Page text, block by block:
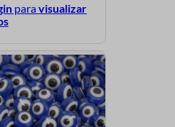
paravisualizar